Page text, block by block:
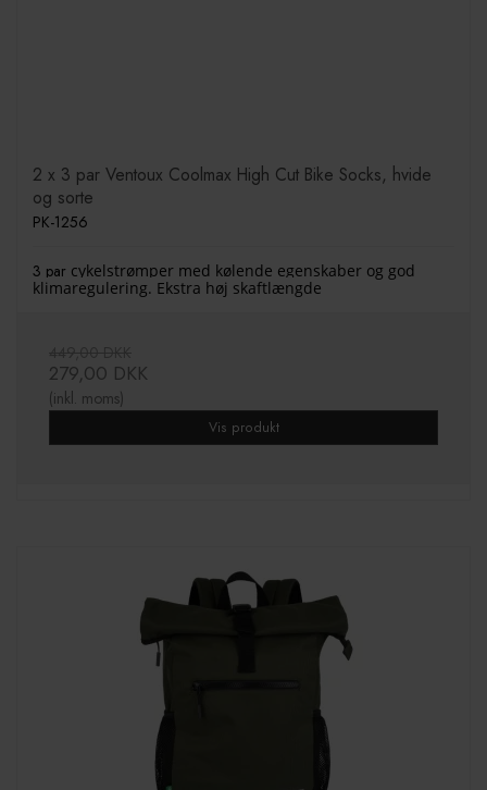
2 x 3 par Ventoux Coolmax High Cut Bike Socks, hvide
og sorte
PK-1256
3 par cykelstrømper med kølende egenskaber og god
klimaregulering. Ekstra høj skaftlængde
279,00 DKK
(inkl. moms)
Vis produkt